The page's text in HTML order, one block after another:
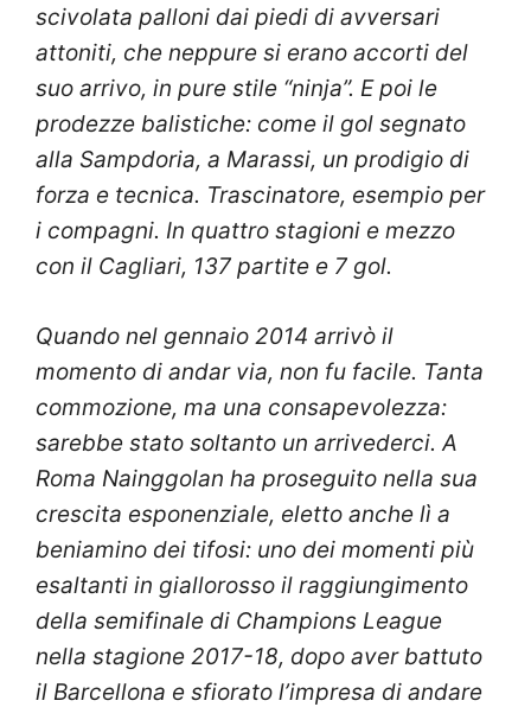
scivolata palloni dai piedi di avversari
attoniti, che neppure si erano accorti del
suo arrivo, in pure stile “ninja”. E poi le
prodezze balistiche: come il gol segnato
alla Sampdoria, a Marassi, un prodigio di
forza e tecnica. Trascinatore, esempio per
i compagni. In quattro stagioni e mezzo
con il Cagliari, 137 partite e 7 gol.
Quando nel gennaio 2014 arrivò il
momento di andar via, non fu facile. Tanta
commozione, ma una consapevolezza:
sarebbe stato soltanto un arrivederci. A
Roma Nainggolan ha proseguito nella sua
crescita esponenziale, eletto anche lì a
beniamino dei tifosi: uno dei momenti più
esaltanti in giallorosso il raggiungimento
della semifinale di Champions League
nella stagione 2017-18, dopo aver battuto
il Barcellona e sfiorato l’impresa di andare